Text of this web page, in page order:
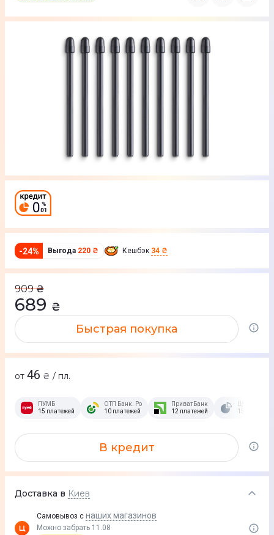
-24% Выгода 220 ₴ Кешбэк 34 ₴
909 ₴
689 ₴
Быстрая покупка
от 46 ₴ / пл.
ПУМБ
15 платежей
ОТП Банк. Розстрочка Скибочка.
10 платежей
ПриватБанк
12 платежей
15 платежей
В кредит
Доставка в Киев
Самовывоз с наших магазинов
Можно забрать 11.08